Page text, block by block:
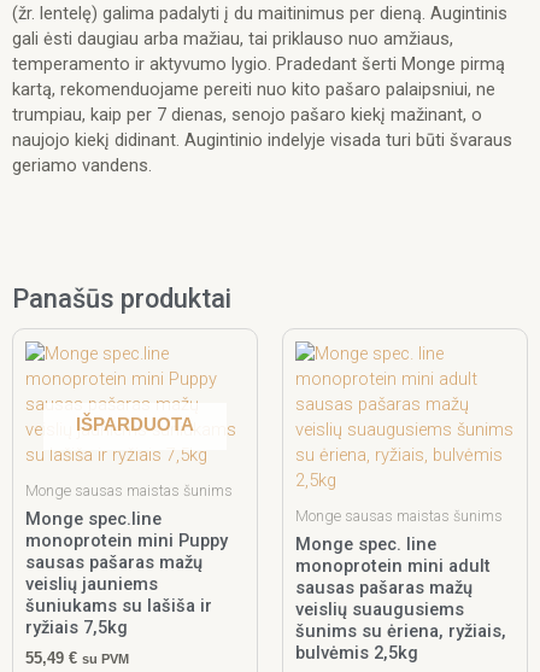
(žr. lentelę) galima padalyti į du maitinimus per dieną. Augintinis
gali ėsti daugiau arba mažiau, tai priklauso nuo amžiaus,
temperamento ir aktyvumo lygio. Pradedant šerti Monge pirmą
kartą, rekomenduojame pereiti nuo kito pašaro palaipsniui, ne
trumpiau, kaip per 7 dienas, senojo pašaro kiekį mažinant, o
naujojo kiekį didinant. Augintinio indelyje visada turi būti švaraus
geriamo vandens.
Panašūs produktai
IŠPARDUOTA
Monge sausas maistas šunims
Monge spec.line
monoprotein mini Puppy
sausas pašaras mažų
veislių jauniems
šuniukams su lašiša ir
ryžiais 7,5kg
55,49 € su PVM
Monge sausas maistas šunims
Monge spec. line
monoprotein mini adult
sausas pašaras mažų
veislių suaugusiems
šunims su ėriena, ryžiais,
bulvėmis 2,5kg